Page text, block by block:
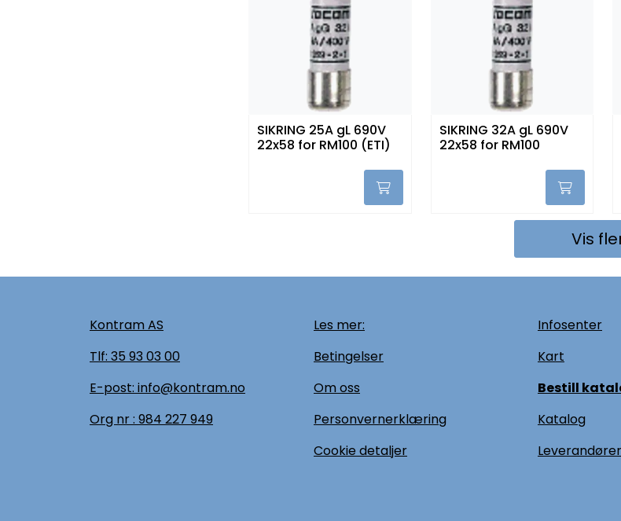
SIKRING 25A gL 690V
22x58 for RM100 (ETI)
SIKRING 32A gL 690V
22x58 for RM100
Vis
Kontram AS
Tlf: 35 93 03 00
E-post: info@kontram.no
Org nr : 984 227 949
Les mer:
Betingelser
Om oss
Personvernerklæring
Cookie detaljer
Infosenter
Kart
Bestill
Katalog
Leverandører